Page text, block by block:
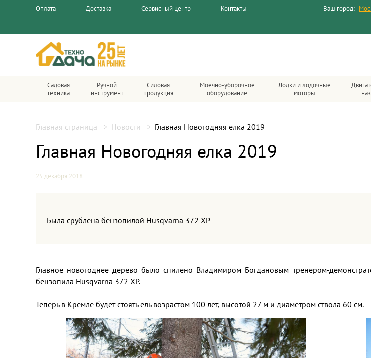
Оплата Доставка Сервисный центр Контакты Ваш город:
Садовая
техника
Ручной
инструмент
Силовая
продукция
Моечно-уборочное
оборудование
Лодки и лодочные
моторы
Главная страница Новости Главная Новогодняя елка 2019
Главная Новогодняя елка 2019
25 декабря 2018
Была срублена бензопилой Husqvarna 372 XP
Главное новогоднее дерево было спилено Владимиром Богдановым тренером-
бензопила Husqvarna 372 XP.
Теперь в Кремле будет стоять ель возрастом 100 лет, высотой 27 м и диаметром ствола 60 см.